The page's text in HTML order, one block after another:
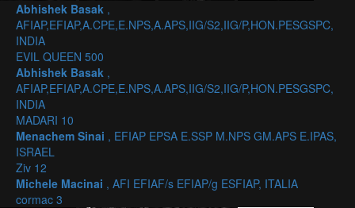
Abhishek Basak ,
AFIAP,EFIAP,A.CPE,E.NPS,A.APS,IIG/S2,IIG/P,HON.PESGSPC,
INDIA
EVIL QUEEN 500
Abhishek Basak ,
AFIAP,EFIAP,A.CPE,E.NPS,A.APS,IIG/S2,IIG/P,HON.PESGSPC,
INDIA
MADARI 10
Menachem Sinai , EFIAP EPSA E.SSP M.NPS GM.APS E.IPAS,
ISRAEL
Ziv 12
Michele Macinai , AFI EFIAF/s EFIAP/g ESFIAP, ITALIA
cormac 3